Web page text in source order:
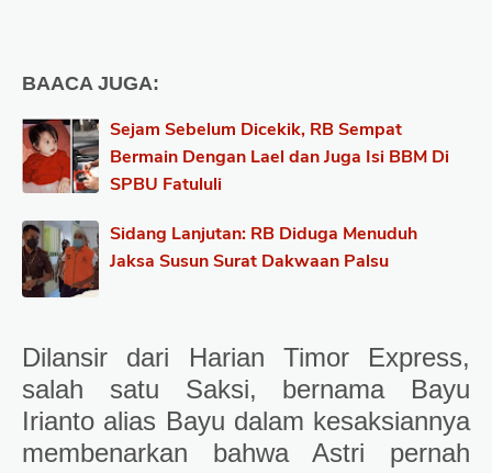
BAACA JUGA:
Sejam Sebelum Dicekik, RB Sempat
Bermain Dengan Lael dan Juga Isi BBM Di
SPBU Fatululi
Sidang Lanjutan: RB Diduga Menuduh
Jaksa Susun Surat Dakwaan Palsu
Dilansir dari Harian Timor Express,
salah satu Saksi, bernama Bayu
Irianto alias Bayu dalam kesaksiannya
membenarkan bahwa Astri pernah